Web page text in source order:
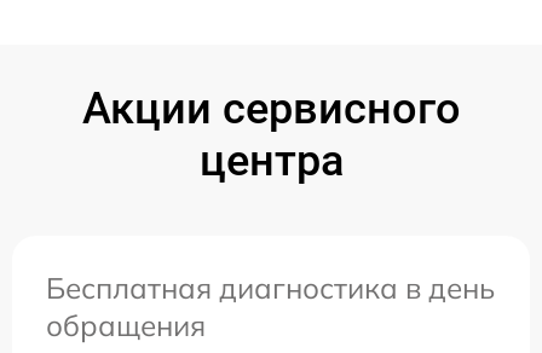
Акции сервисного
центра
Бесплатная диагностика в день
обращения